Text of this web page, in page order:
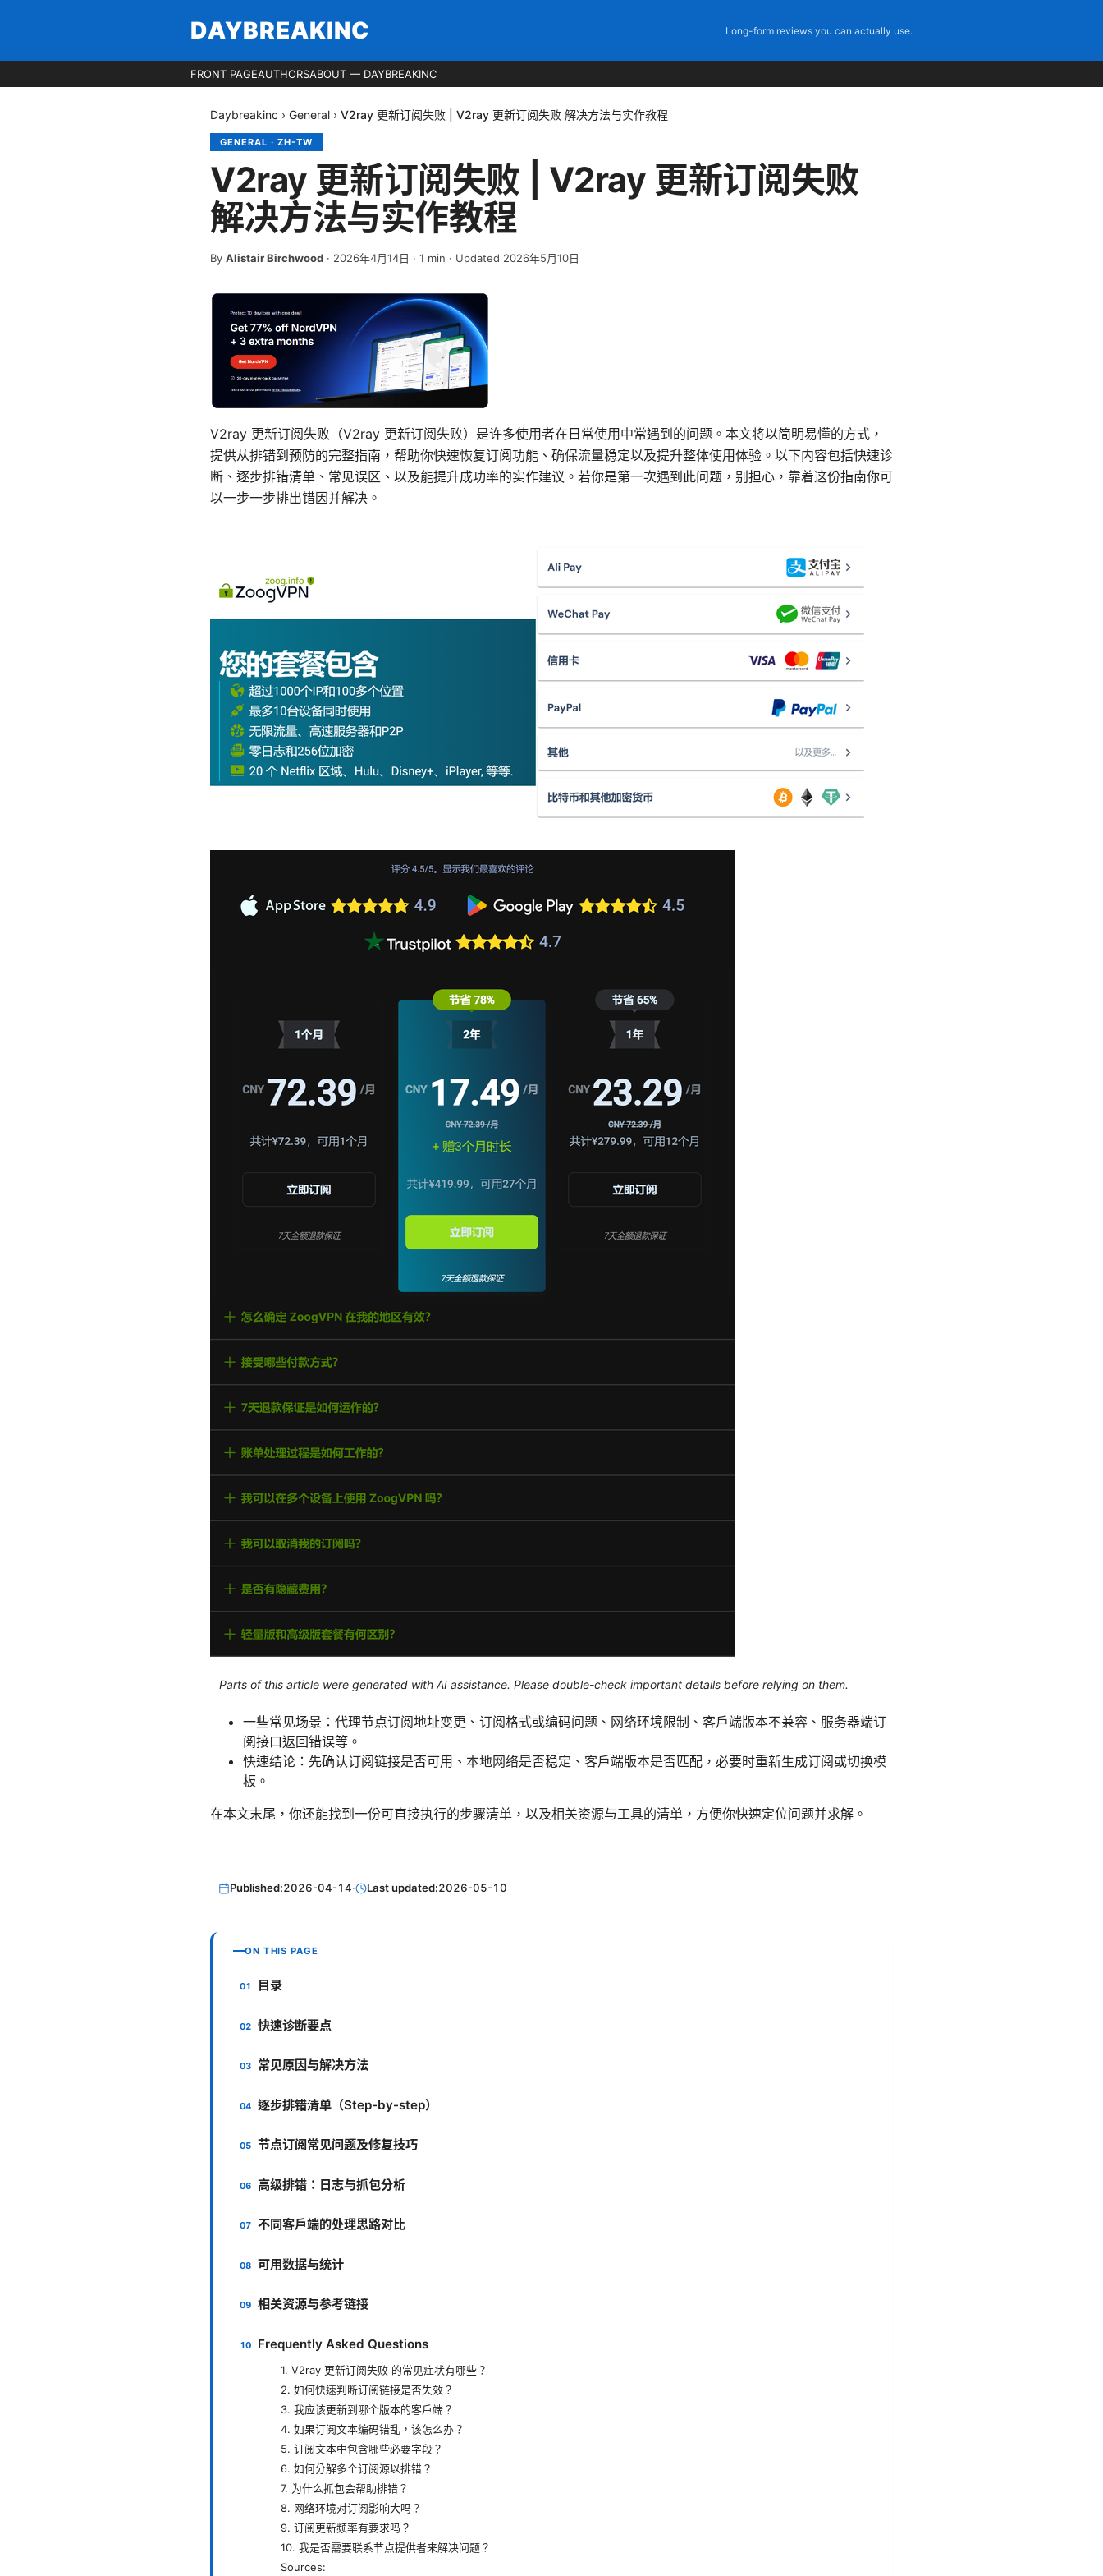
DAYBREAKINC Long-form reviews you can actually use.
FRONT PAGEAUTHORSABOUT — DAYBREAKINC
Daybreakinc › General › V2ray 更新订阅失败 | V2ray 更新订阅失败 解决方法与实作教程
GENERAL · ZH-TW
V2ray 更新订阅失败 | V2ray 更新订阅失败
解决方法与实作教程
By Alistair Birchwood · 2026年4月14日 · 1 min · Updated 2026年5月10日
V2ray 更新订阅失败（V2ray 更新订阅失败）是许多使用者在日常使用中常遇到的问题。本文将以简明易懂的方式，
提供从排错到预防的完整指南，帮助你快速恢复订阅功能、确保流量稳定以及提升整体使用体验。以下内容包括快速诊
断、逐步排错清单、常见误区、以及能提升成功率的实作建议。若你是第一次遇到此问题，别担心，靠着这份指南你可
以一步一步排出错因并解决。
Parts of this article were generated with AI assistance. Please double-check important details before relying on them.
一些常见场景：代理节点订阅地址变更、订阅格式或编码问题、网络环境限制、客户端版本不兼容、服务器端订
阅接口返回错误等。
快速结论：先确认订阅链接是否可用、本地网络是否稳定、客户端版本是否匹配，必要时重新生成订阅或切换模
板。
在本文末尾，你还能找到一份可直接执行的步骤清单，以及相关资源与工具的清单，方便你快速定位问题并求解。
Published:2026-04-14· Last updated:2026-05-10
ON THIS PAGE
目录
快速诊断要点
常见原因与解决方法
逐步排错清单（Step-by-step）
节点订阅常见问题及修复技巧
高级排错：日志与抓包分析
不同客户端的处理思路对比
可用数据与统计
相关资源与参考链接
Frequently Asked Questions
1. V2ray 更新订阅失败 的常见症状有哪些？
2. 如何快速判断订阅链接是否失效？
3. 我应该更新到哪个版本的客户端？
4. 如果订阅文本编码错乱，该怎么办？
5. 订阅文本中包含哪些必要字段？
6. 如何分解多个订阅源以排错？
7. 为什么抓包会帮助排错？
8. 网络环境对订阅影响大吗？
9. 订阅更新频率有要求吗？
10. 我是否需要联系节点提供者来解决问题？
Sources: